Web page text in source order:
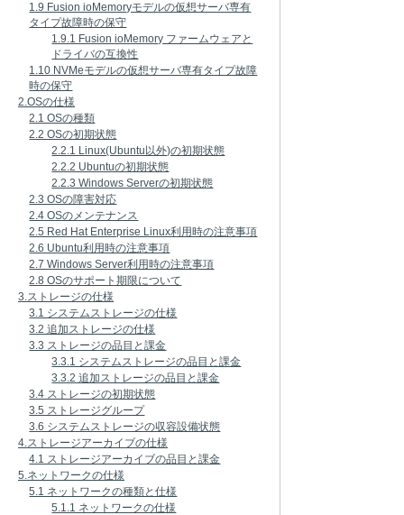
1.9 Fusion ioMemoryモデルの仮想サーバ専有
タイプ故障時の保守
1.9.1 Fusion ioMemory ファームウェアと
ドライバの互換性
1.10 NVMeモデルの仮想サーバ専有タイプ故障
時の保守
2.OSの仕様
2.1 OSの種類
2.2 OSの初期状態
2.2.1 Linux(Ubuntu以外)の初期状態
2.2.2 Ubuntuの初期状態
2.2.3 Windows Serverの初期状態
2.3 OSの障害対応
2.4 OSのメンテナンス
2.5 Red Hat Enterprise Linux利用時の注意事項
2.6 Ubuntu利用時の注意事項
2.7 Windows Server利用時の注意事項
2.8 OSのサポート期限について
3.ストレージの仕様
3.1 システムストレージの仕様
3.2 追加ストレージの仕様
3.3 ストレージの品目と課金
3.3.1 システムストレージの品目と課金
3.3.2 追加ストレージの品目と課金
3.4 ストレージの初期状態
3.5 ストレージグループ
3.6 システムストレージの収容設備状態
4.ストレージアーカイブの仕様
4.1 ストレージアーカイブの品目と課金
5.ネットワークの仕様
5.1 ネットワークの種類と仕様
5.1.1 ネットワークの仕様